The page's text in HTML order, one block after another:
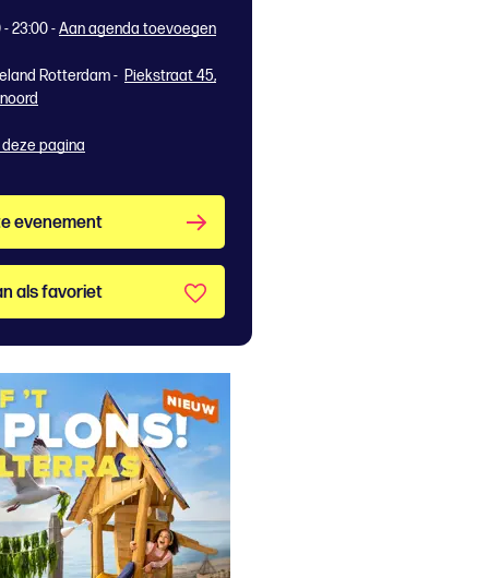
- 23:00-Aan agenda toevoegen
Rotterdam - Piekstraat 45,
deze pagina
evenement
als favoriet